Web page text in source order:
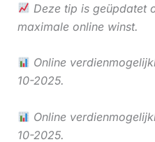
Deze tip is geüpdatet
maximale online winst.
Online
10-2025.
Online
10-2025.